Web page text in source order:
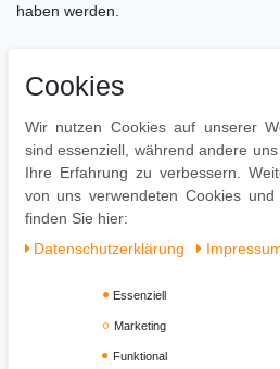
haben werden.
Gesamthöhe: 178 cm
Gesamttiefe: 58 cm
Sitzhöhe: 45 cm
Sitzfläche (BxT): 115 x 57 cm
max. Belastbarkeit: 200 kg
Cookies
Wir nutzen Cookies auf unserer
sind essenziell, während andere
Ihre Erfahrung zu verbessern.
von uns verwendeten Cookies
finden Sie hier:
Daten­schutz­erklärung
Essenziell
Marketing
Funktional